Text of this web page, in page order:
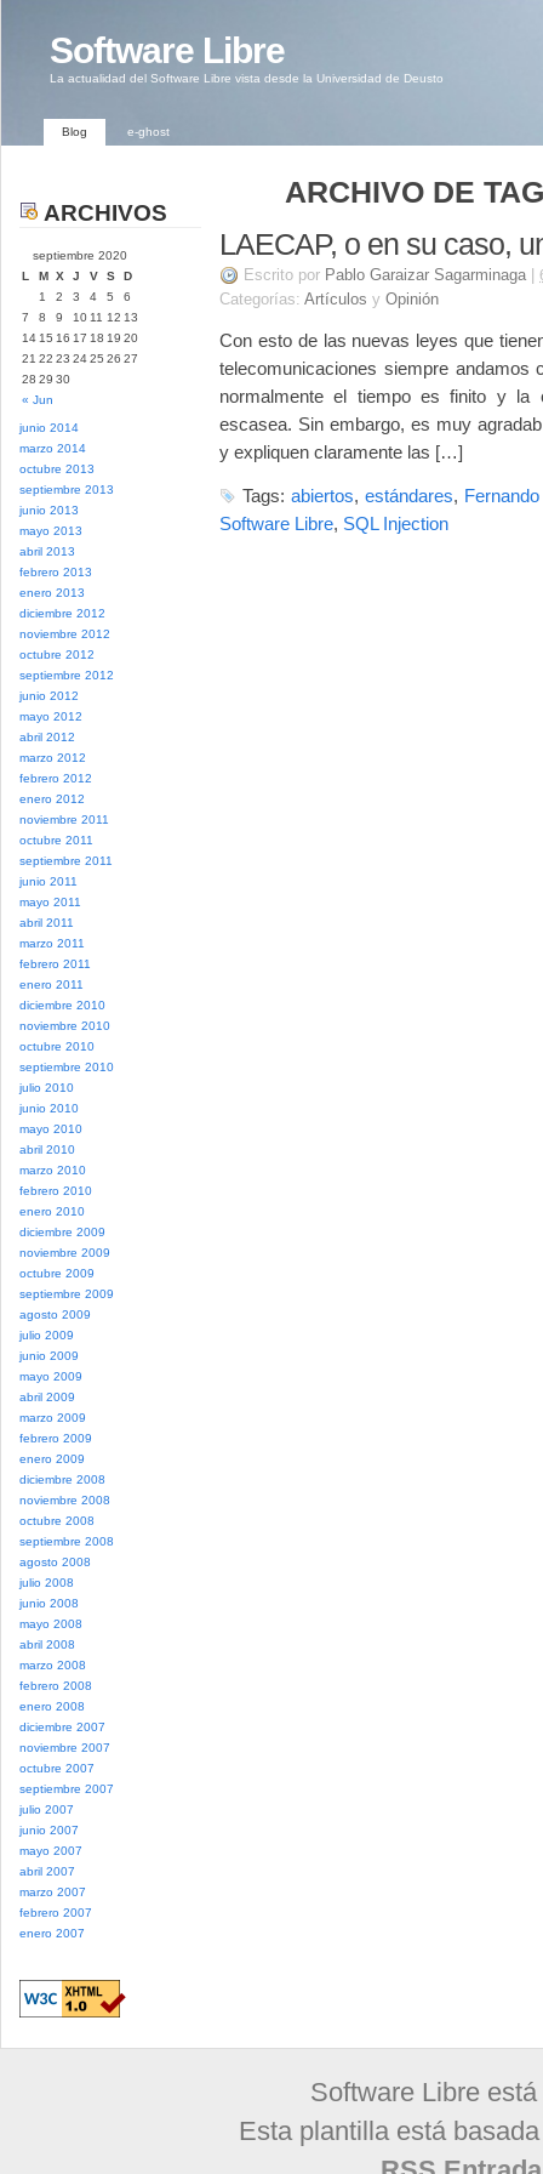
Software Libre
La actualidad del Software Libre vista desde la Universidad de Deusto
Blog e-ghost
ARCHIVOS
septiembre 2020
L
M X J V S D
« Jun
1 2 3 4 5
6
7
8 9 10 11 12 13
14 15 16 17 18 19 20
21 22 23 2425 26 27
28 29 30
junio 2014
marzo 2014
octubre 2013
septiembre 2013
junio 2013
mayo 2013
abril 2013
febrero 2013
enero 2013
diciembre 2012
noviembre 2012
octubre 2012
septiembre 2012
junio 2012
mayo 2012
abril 2012
marzo 2012
febrero 2012
enero 2012
noviembre 2011
octubre 2011
septiembre 2011
junio 2011
mayo 2011
abril 2011
marzo 2011
febrero 2011
enero 2011
diciembre 2010
noviembre 2010
octubre 2010
septiembre 2010
julio 2010
junio 2010
mayo 2010
abril 2010
marzo 2010
febrero 2010
enero 2010
diciembre 2009
noviembre 2009
octubre 2009
septiembre 2009
agosto 2009
julio 2009
junio 2009
mayo 2009
abril 2009
marzo 2009
febrero 2009
enero 2009
diciembre 2008
noviembre 2008
octubre 2008
septiembre 2008
agosto 2008
julio 2008
junio 2008
mayo 2008
abril 2008
marzo 2008
febrero 2008
enero 2008
diciembre 2007
noviembre 2007
octubre 2007
septiembre 2007
julio 2007
junio 2007
mayo 2007
abril 2007
marzo 2007
febrero 2007
enero 2007
ARCHIVO DE
LAECAP, o en su caso,
Escrito por Pablo Garaizar Sagarminaga
Categorías: Artículos y Opinión
Con esto de las nuevas leyes que
telecomunicaciones siempre
normalmente el tiempo es finito y la
escasea. Sin embargo, es muy
y expliquen claramente las […]
Tags: abiertos, estándares,
Software Libre, SQL Injection
Software Libre
Esta plantilla está